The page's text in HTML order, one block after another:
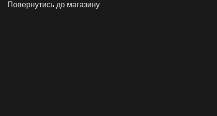
Повернутись до магазину